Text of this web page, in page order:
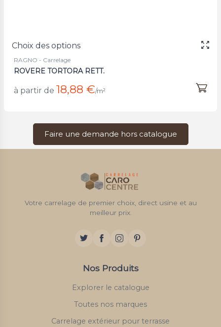
Choix des options
RAGNO - Carrelage
ROVERE TORTORA RETT.
à partir de 18,88 €/m²
Faire une demande hors catalogue
Votre carrelage de premier choix, direct usine et au
meilleur prix.
Nos Produits
Explorer le catalogue
Toutes nos marques
Carrelage extérieur pour terrasse